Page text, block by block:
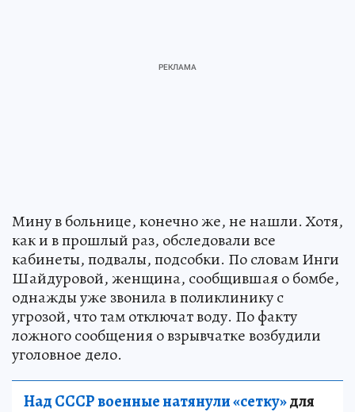
Мину в больнице, конечно же, не нашли. Хотя,
как и в прошлый раз, обследовали все
кабинеты, подвалы, подсобки. По словам Инги
Шайдуровой, женщина, сообщившая о бомбе,
однажды уже звонила в поликлинику с
угрозой, что там отключат воду. По факту
ложного сообщения о взрывчатке возбудили
уголовное дело.
Над СССР военные натянули «сетку»для